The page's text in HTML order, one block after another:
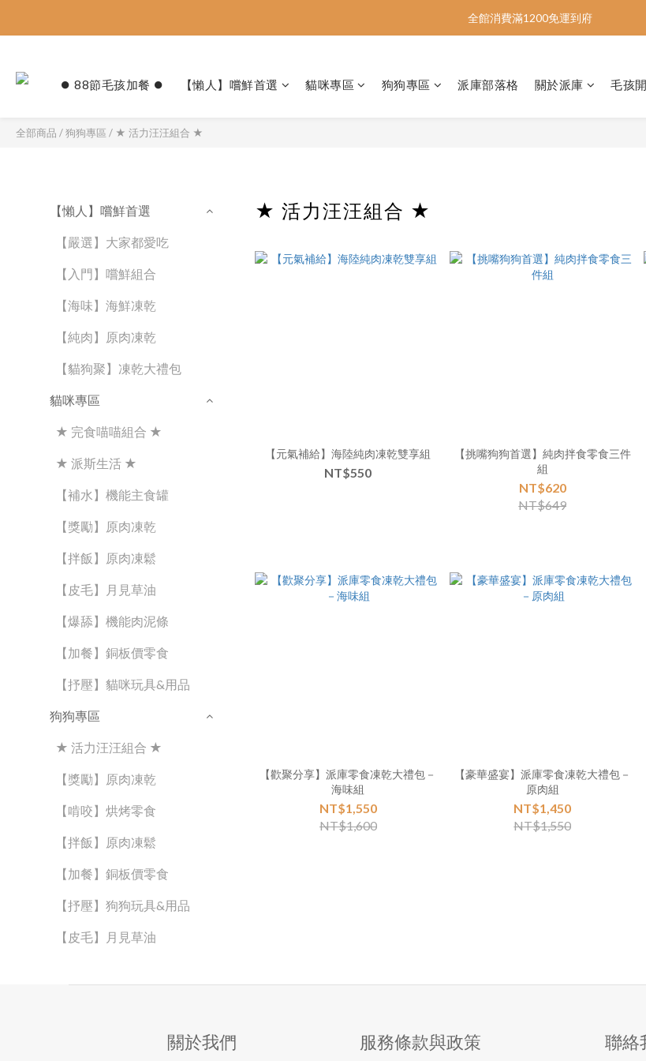
📣指定商品5件95折、10件9折📣
全館消費滿1200免運到府
⏺︎ 88節毛孩加餐 ⏺︎ 【懶人】嚐鮮首選 貓咪專區 狗狗專區 派庫部落格 關於派庫 毛孩
全部商品 /狗狗專區 / ★ 活力汪汪組合 ★
【懶人】嚐鮮首選
【嚴選】大家都愛吃
【入門】嚐鮮組合
【海味】海鮮凍乾
【純肉】原肉凍乾
【貓狗聚】凍乾大禮包
貓咪專區
★ 完食喵喵組合 ★
★ 派斯生活 ★
【補水】機能主食罐
【獎勵】原肉凍乾
【拌飯】原肉凍鬆
【皮毛】月見草油
【爆舔】機能肉泥條
【加餐】銅板價零食
【抒壓】貓咪玩具&用品
狗狗專區
★ 活力汪汪組合 ★
【獎勵】原肉凍乾
【啃咬】烘烤零食
【拌飯】原肉凍鬆
【加餐】銅板價零食
【抒壓】狗狗玩具&用品
【皮毛】月見草油
★ 活力汪汪組合 ★
【元氣補給】海陸純肉凍乾雙享組
NT$550
【挑嘴狗狗首選】純肉拌食零食三件
組
NT$620
NT$649
【歡聚分享】派庫零食凍乾大禮包－
海味組
NT$1,550
NT$1,600
【豪華盛宴】派庫零食凍乾大禮包－
原肉組
NT$1,450
NT$1,550
關於我們 服務條款與政策 聯絡